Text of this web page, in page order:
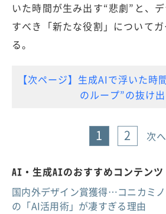
いた時間が生み出す“悲劇”と、
すべき「新たな役割」について
る。
【次ページ】生成AIで浮いた時
のループ”の抜け
1 2 次へ
AI・生成AIのおすすめコンテンツ
国内外デザイン賞獲得…コニカミ
の「AI活用術」が凄すぎる理由